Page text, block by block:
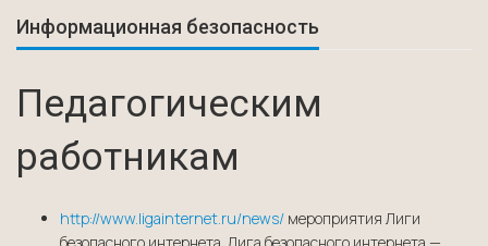
Информационная безопасность
Педагогическим
работникам
http://www.ligainternet.ru/news/ мероприятия Лиги